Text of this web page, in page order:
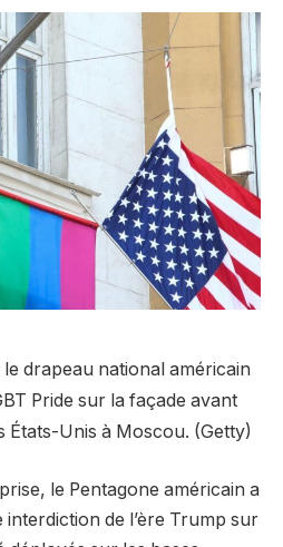
drapeau national américain
Pride sur la façade avant
États-Unis à Moscou. (Getty)
le Pentagone américain a
interdiction de l’ère Trump sur